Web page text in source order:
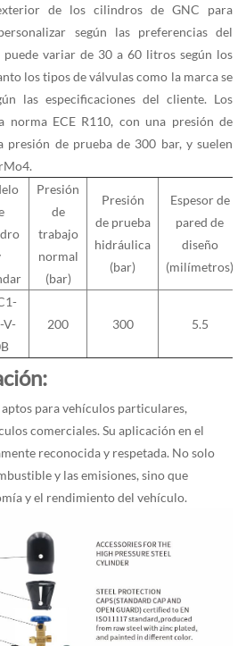
de los cilindros de GNC para
según las preferencias del
puede variar de 30 a 60 litros según los
los tipos de válvulas como la marca se
las especificaciones del cliente. Los
norma ECE R110, con una presión de
de prueba de 300 bar, y suelen
Presión
de
trabajo
normal
(bar)
Presión
de prueba
hidráulica
(bar)
Espesor de
pared de
diseño
(milímetros)
V-
200 300 5.5
para vehículos particulares,
comerciales. Su aplicación en el
reconocida y respetada. No solo
y las emisiones, sino que
y el rendimiento del vehículo.